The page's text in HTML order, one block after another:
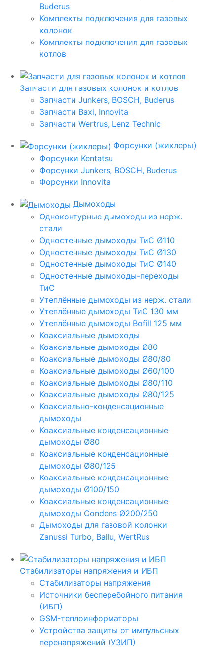
Buderus
Комплекты подключения для газовых
колонок
Комплекты подключения для газовых
котлов
Запчасти для газовых колонок и котлов
Запчасти Junkers, BOSCH, Buderus
Запчасти Baxi, Innovita
Запчасти Wertrus, Lenz Technic
Форсунки (жиклеры)
Форсунки Kentatsu
Форсунки Junkers, BOSCH, Buderus
Форсунки Innovita
Дымоходы
Одноконтурные дымоходы из нерж.
стали
Одностенные дымоходы ТиС Ø110
Одностенные дымоходы ТиС Ø130
Одностенные дымоходы ТиС Ø140
Одностенные дымоходы-переходы
ТиС
Утеплённые дымоходы из нерж. стали
Утеплённые дымоходы ТиС 130 мм
Утеплённые дымоходы Bofill 125 мм
Коаксиальные дымоходы
Коаксиальные дымоходы Ø80
Коаксиальные дымоходы Ø80/80
Коаксиальные дымоходы Ø60/100
Коаксиальные дымоходы Ø80/110
Коаксиальные дымоходы Ø80/125
Коаксиально-конденсационные
дымоходы
Коаксиальные конденсационные
дымоходы Ø80
Коаксиальные конденсационные
дымоходы Ø80/125
Коаксиальные конденсационные
дымоходы Ø100/150
Коаксиальные конденсационные
дымоходы Condens Ø200/250
Дымоходы для газовой колонки
Zanussi Turbo, Ballu, WertRus
Стабилизаторы напряжения и ИБП
Стабилизаторы напряжения
Источники бесперебойного питания
(ИБП)
GSM-теплоинформаторы
Устройства защиты от импульсных
перенапряжений (УЗИП)